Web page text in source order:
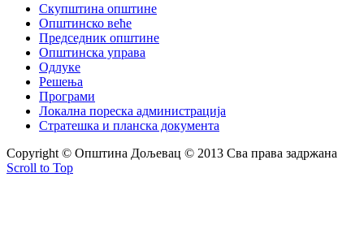
Скупштина општине
Општинско веће
Председник општине
Општинска управа
Одлуке
Решења
Програми
Локална пореска администрација
Стратешка и планска документа
Copyright © Oпштина Дољевац © 2013 Сва права задржана
Scroll to Top